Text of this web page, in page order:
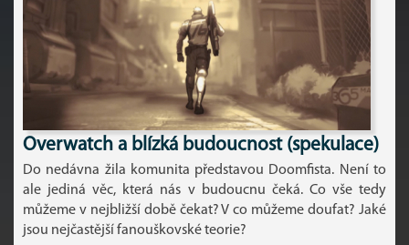
Overwatch a blízká budoucnost (spekulace)
Do nedávna žila komunita představou Doomfista. Není to
ale jediná věc, která nás v budoucnu čeká. Co vše tedy
můžeme v nejbližší době čekat? V co můžeme doufat? Jaké
jsou nejčastější fanouškovské teorie?